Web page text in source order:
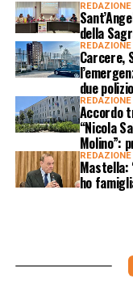
REDAZIONE
della
REDAZIONE
Carcere,
due
REDAZIONE
Accordo
“Nicola
Molino”:
REDAZIONE
Mastella:
ho